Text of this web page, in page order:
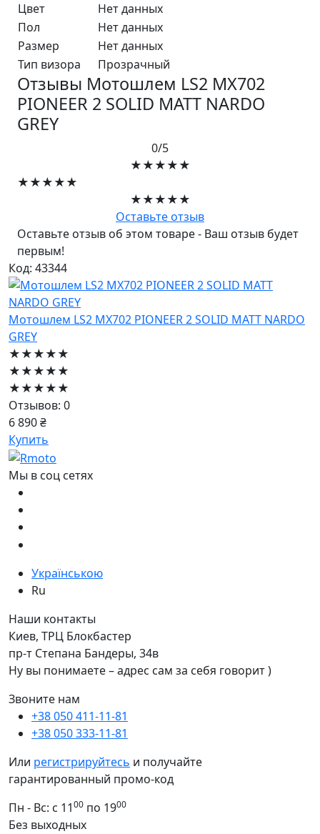
Цвет
Нет данных
Пол
Нет данных
Размер
Нет данных
Тип визора
Прозрачный
Отзывы Мотошлем LS2 MX702
PIONEER 2 SOLID MATT NARDO
GREY
0/5
★★★★★
★★★★★
★★★★★
Оставьте отзыв
Оставьте отзыв об этом товаре - Ваш отзыв будет
первым!
Код: 43344
Мотошлем LS2 MX702 PIONEER 2 SOLID MATT NARDO
GREY
★★★★★
★★★★★
★★★★★
Отзывов: 0
6 890 ₴
Купить
Мы в соц сетях
Українською
Ru
Наши контакты
Киев, ТРЦ Блокбастер
пр-т Степана Бандеры, 34в
Ну вы понимаете – адрес сам за себя говорит )
Звоните нам
+38 050 411-11-81
+38 050 333-11-81
Или регистрируйтесь и получайте
гарантированный промо-код
Пн - Вс: с 1100 по 1900
Без выходных